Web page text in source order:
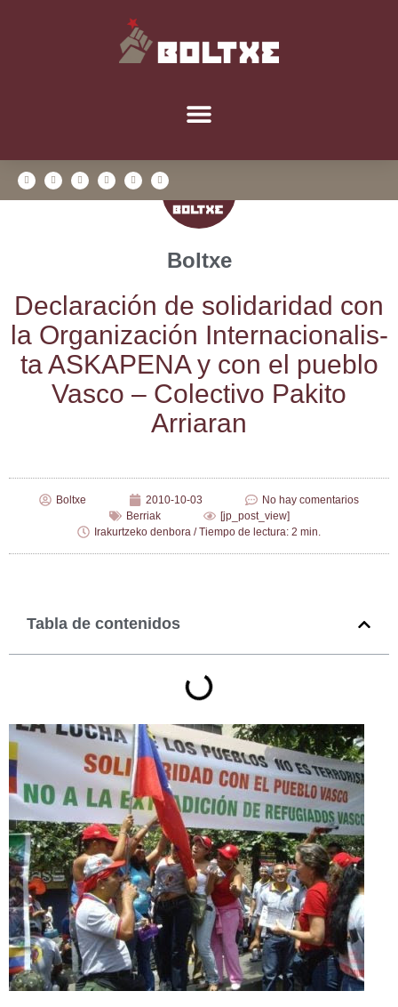
Boltxe
Decla­ra­ción de soli­da­ri­dad con
la Orga­ni­za­ción Inter­na­cio­na­lis­
ta ASKAPENA y con el pue­blo
Vas­co – Colec­ti­vo Paki­to
Arriaran
Boltxe 2010-10-03
No hay comentarios
Berriak
[jp_post_view]
Irakurtzeko denbora / Tiempo de lectura: 2 min.
Tabla de contenidos